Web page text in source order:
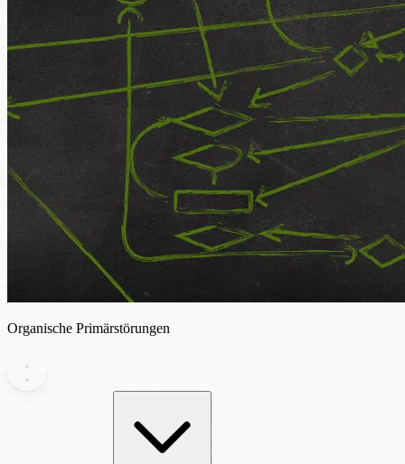
Organische Primärstörungen